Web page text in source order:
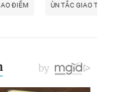
ĐIỂM ÙN TẮC GIAO